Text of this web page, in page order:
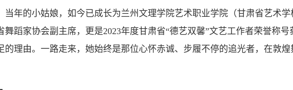
的小姑娘，如今已成长为兰州文理学院艺术职业学院（甘肃省艺术学
舞蹈家协会副主席，更是2023年度甘肃省“德艺双馨”文艺工作者荣誉称
的理由。一路走来，她始终是那位心怀赤诚、步履不停的追光者，在敦